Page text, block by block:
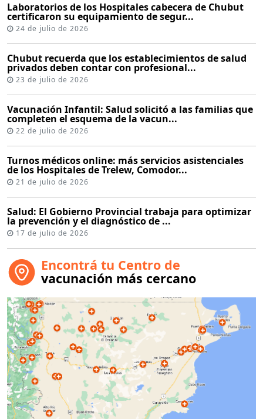
Laboratorios de los Hospitales cabecera de Chubut
certificaron su equipamiento de segur...
24 de julio de 2026
Chubut recuerda que los establecimientos de salud
privados deben contar con profesional...
23 de julio de 2026
Vacunación Infantil: Salud solicitó a las familias que
completen el esquema de la vacun...
22 de julio de 2026
Turnos médicos online: más servicios asistenciales
de los Hospitales de Trelew, Comodor...
21 de julio de 2026
Salud: El Gobierno Provincial trabaja para optimizar
la prevención y el diagnóstico de ...
17 de julio de 2026
Encontrá tu Centro de
vacunación más cercano